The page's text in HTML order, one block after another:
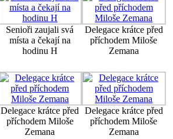
Senioři zaujali svá
místa a čekají na
hodinu H
Delegace krátce před
příchodem Miloše
Zemana
Delegace krátce před
příchodem Miloše
Zemana
Delegace krátce před
příchodem Miloše
Zemana